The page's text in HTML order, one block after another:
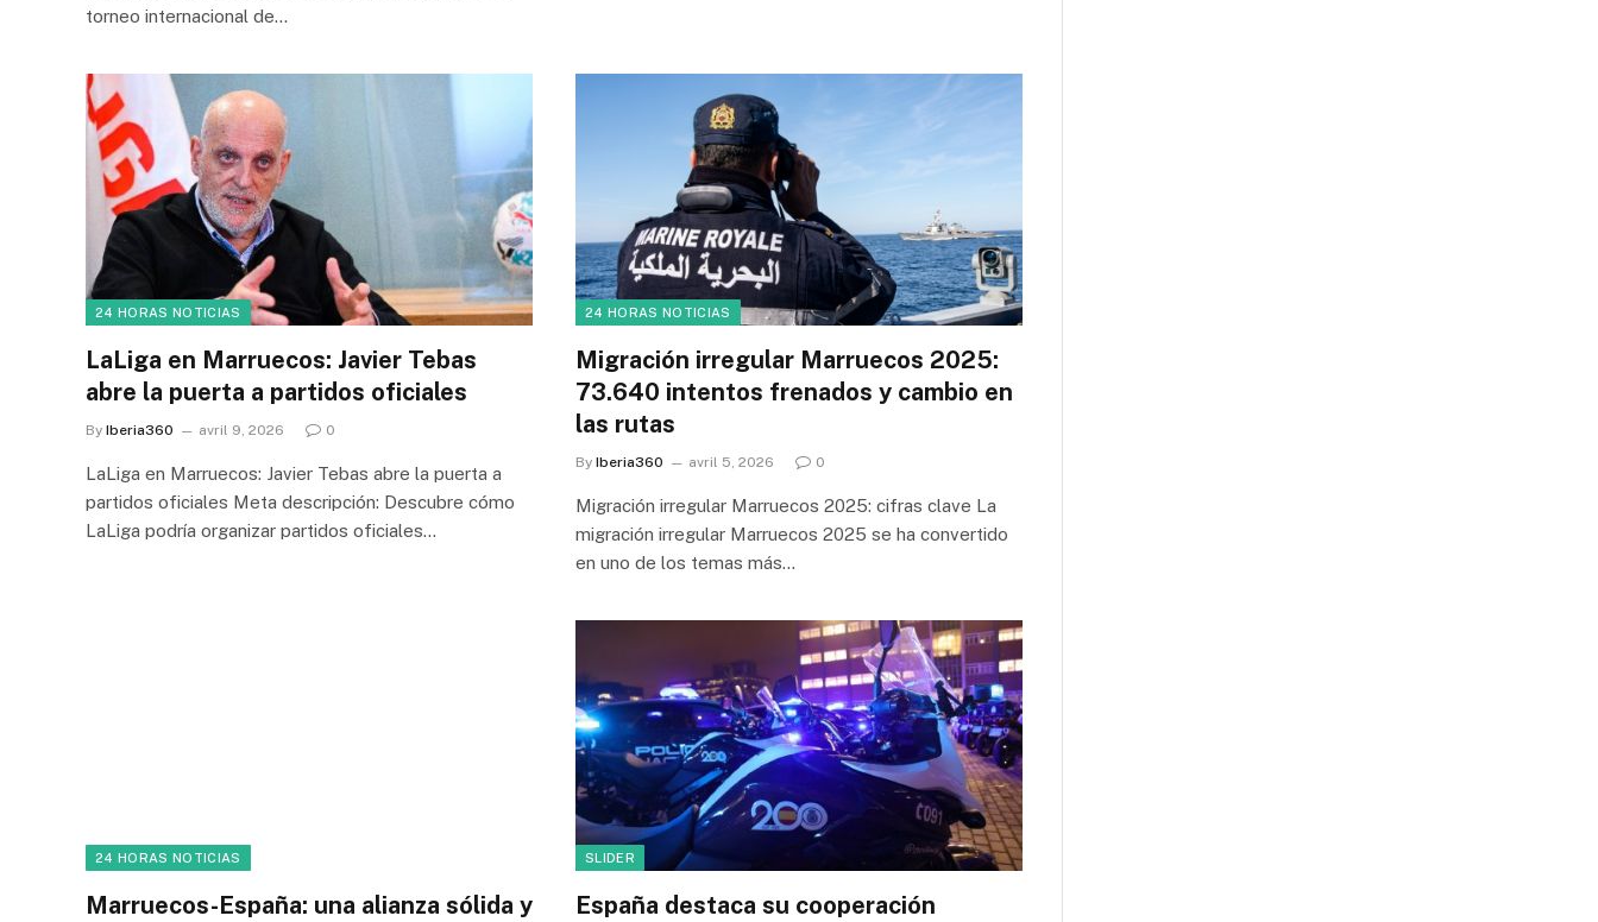
torneo internacional de…
24 HORAS NOTICIAS
LaLiga en Marruecos: Javier Tebas
abre la puerta a partidos oficiales
By Iberia360 avril 9, 2026 0
LaLiga en Marruecos: Javier Tebas abre la puerta a
partidos oficiales Meta descripción: Descubre cómo
LaLiga podría organizar partidos oficiales…
24 HORAS NOTICIAS
Migración irregular Marruecos 2025:
73.640 intentos frenados y cambio en
las rutas
By Iberia360 avril 5, 2026 0
Migración irregular Marruecos 2025: cifras clave La
migración irregular Marruecos 2025 se ha convertido
en uno de los temas más…
24 HORAS NOTICIAS
Marruecos-España: una alianza sólida y
SLIDER
España destaca su cooperación